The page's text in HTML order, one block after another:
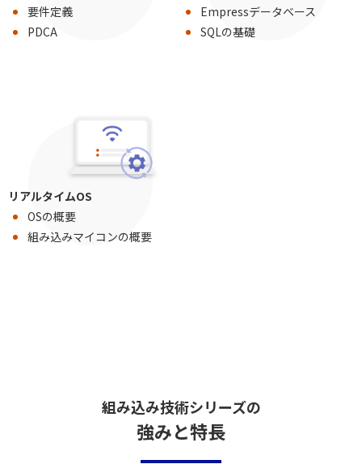
要件定義
PDCA
Empressデータベース
SQLの基礎
リアルタイムOS
OSの概要
組み込みマイコンの概要
組み込み技術シリーズの
強みと特長